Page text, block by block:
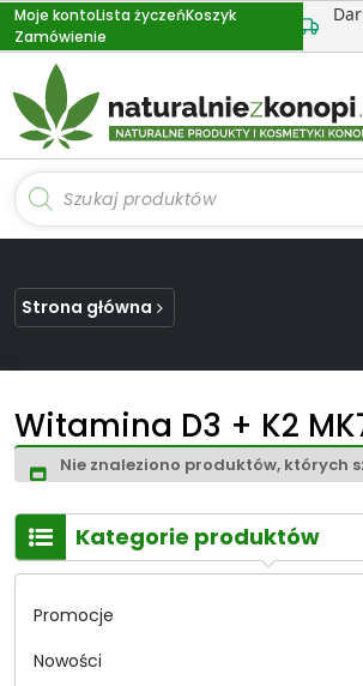
Przejdź
do
treści
Moje kontoLista życzeńKoszyk
Zamówienie
Wyszukiwarka
produktów
Strona główna
Witamina D3 + K2
Nie znaleziono produktów, których
Kategorie produktów
Promocje
Nowości